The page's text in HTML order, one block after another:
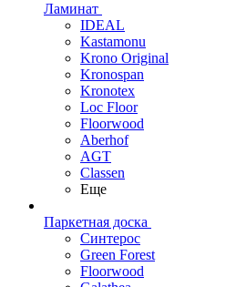
Ламинат
IDEAL
Kastamonu
Krono Original
Kronospan
Kronotex
Loc Floor
Floorwood
Aberhof
AGT
Classen
Еще
Паркетная доска
Синтерос
Green Forest
Floorwood